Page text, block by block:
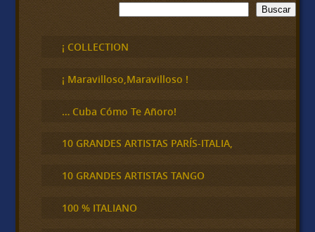
B
u
c
a
Buscar
¡ COLLECTION
¡ Maravilloso,Maravilloso !
… Cuba Cómo Te Añoro!
10 GRANDES ARTISTAS PARÍS-ITALIA,
10 GRANDES ARTISTAS TANGO
100 % ITALIANO